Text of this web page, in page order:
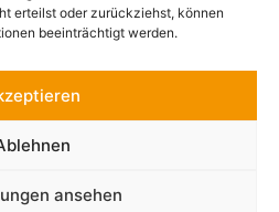
erteilst oder zurückziehst, können
beeinträchtigt werden.
ansehen